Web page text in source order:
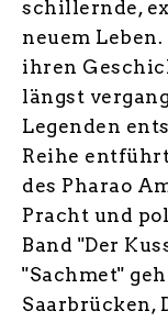
schillernde,
neuem
ihren
längst
Legenden
Reihe
des Pharao
Pracht und
Band "Der
"Sachmet"
Saarbrücken,